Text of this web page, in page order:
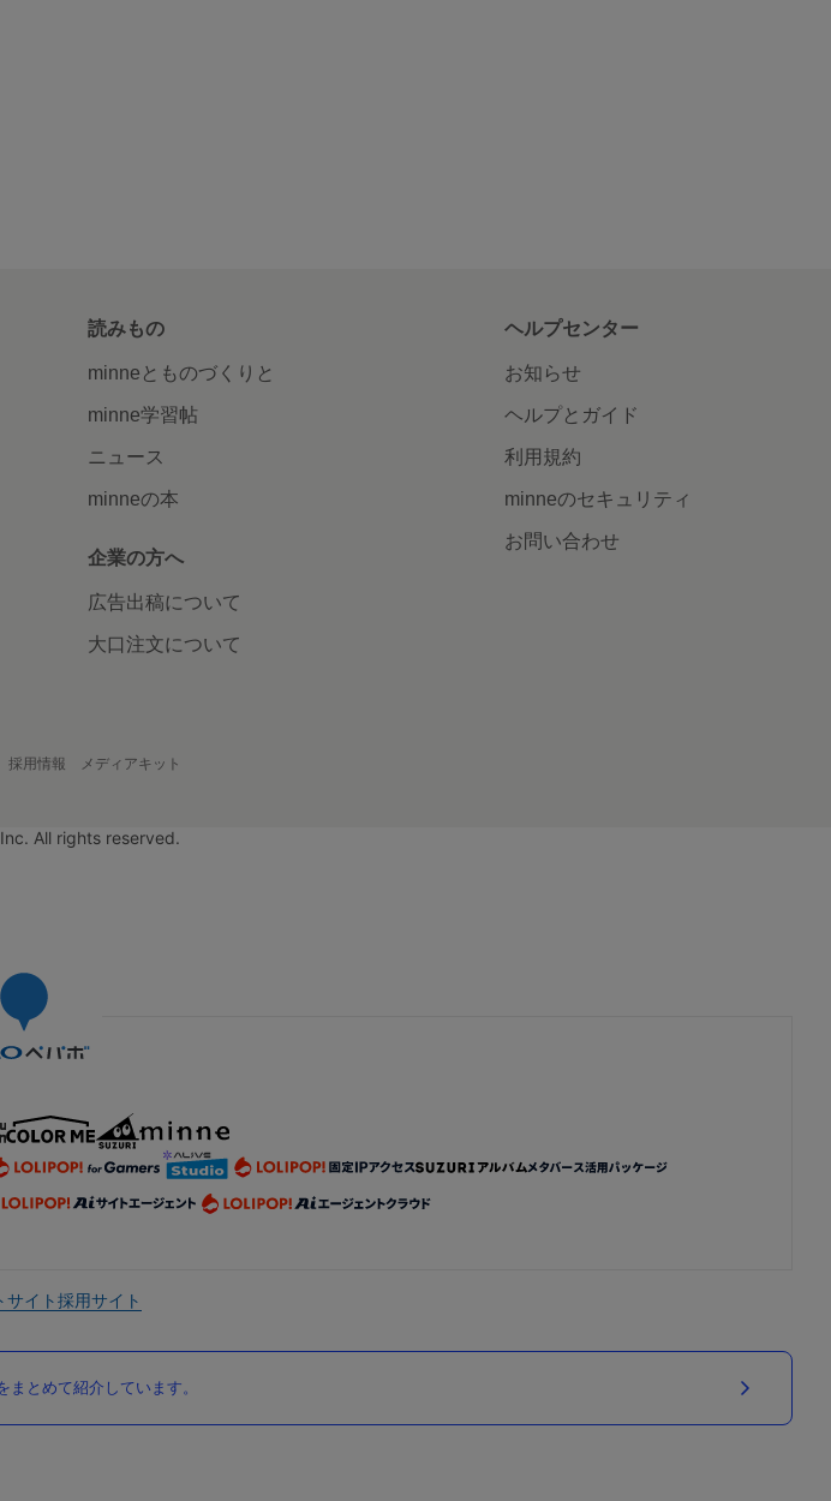
読みもの
minneとものづくりと
minne学習帖
ニュース
minneの本
企業の方へ
広告出稿について
大口注文について
ヘルプセンター
お知らせ
ヘルプとガイド
利用規約
minneのセキュリティ
お問い合わせ
採用情報 メディアキット
All rights reserved.
サイト採用サイト
とめて紹介しています。